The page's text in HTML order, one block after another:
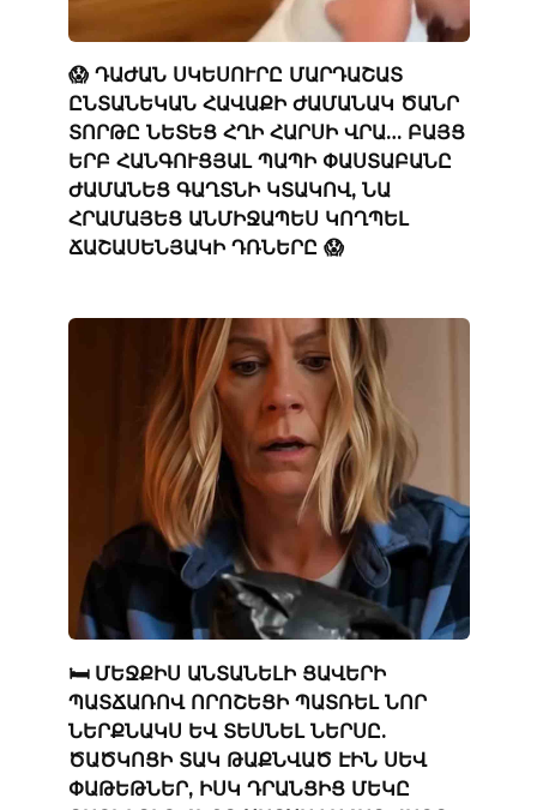
😱 ԴԱԺԱՆ ՍԿԵՍՈՒՐԸ ՄԱՐԴԱՇԱՏ
ԸՆՏԱՆԵԿԱՆ ՀԱՎԱՔԻ ԺԱՄԱՆԱԿ ԾԱՆՐ
ՏՈՐԹԸ ՆԵՏԵՑ ՀՂԻ ՀԱՐՍԻ ՎՐԱ… ԲԱՅՑ
ԵՐԲ ՀԱՆԳՈՒՑՅԱԼ ՊԱՊԻ ՓԱՍՏԱԲԱՆԸ
ԺԱՄԱՆԵՑ ԳԱՂՏՆԻ ԿՏԱԿՈՎ, ՆԱ
ՀՐԱՄԱՅԵՑ ԱՆՄԻՋԱՊԵՍ ԿՈՂՊԵԼ
ՃԱՇԱՍԵՆՅԱԿԻ ԴՌՆԵՐԸ 😱
🛏️ ՄԵՋՔԻՍ ԱՆՏԱՆԵԼԻ ՑԱՎԵՐԻ
ՊԱՏՃԱՌՈՎ ՈՐՈՇԵՑԻ ՊԱՏՌԵԼ ՆՈՐ
ՆԵՐՔՆԱԿՍ ԵՎ ՏԵՍՆԵԼ ՆԵՐՍԸ.
ԾԱԾԿՈՑԻ ՏԱԿ ԹԱՔՆՎԱԾ ԷԻՆ ՍԵՎ
ՓԱԹԵԹՆԵՐ, ԻՍԿ ԴՐԱՆՑԻՑ ՄԵԿԸ